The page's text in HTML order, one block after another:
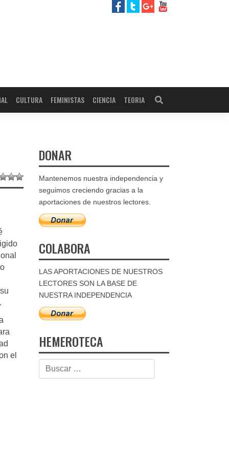
CULTURA FEMINISTAS CIENCIA TEORIA
el
DONAR
Mantenemos nuestra independencia y
seguimos creciendo gracias a la
aportaciones de nuestros lectores.
COLABORA
LAS APORTACIONES DE NUESTROS
LECTORES SON LA BASE DE
NUESTRA INDEPENDENCIA
HEMEROTECA